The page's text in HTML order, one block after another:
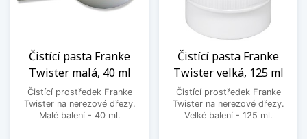
Čistící pasta Franke
Twister malá, 40 ml
Čistící prostředek Franke
Twister na nerezové dřezy.
Malé balení - 40 ml.
Čistící pasta Franke
Twister velká, 125 ml
Čistící prostředek Franke
Twister na nerezové dřezy.
Velké balení - 125 ml.